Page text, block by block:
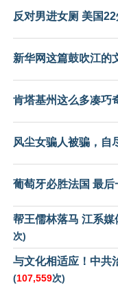
反对男进女厕 美国
新华网这篇鼓吹江的
肯塔基州这么多凑巧
风尘女骗人被骗，自
葡萄牙必胜法国 最后
帮王儒林落马 江系媒
次)
与文化相适应！中共
(107,559次)